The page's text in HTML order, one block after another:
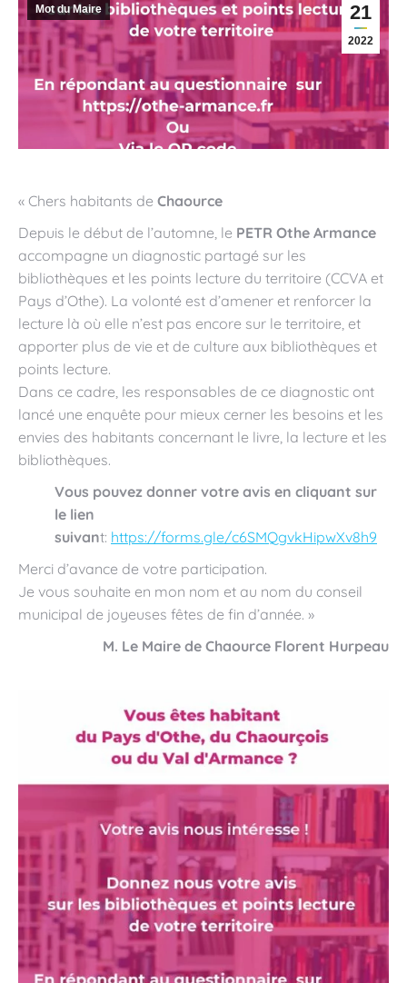
21
2022
Mot du Maire
« Chers habitants de Chaource
Depuis le début de l’automne, le PETR Othe Armance
accompagne un diagnostic partagé sur les
bibliothèques et les points lecture du territoire (CCVA et
Pays d’Othe). La volonté est d’amener et renforcer la
lecture là où elle n’est pas encore sur le territoire, et
apporter plus de vie et de culture aux bibliothèques et
points lecture.
Dans ce cadre, les responsables de ce diagnostic ont
lancé une enquête pour mieux cerner les besoins et les
envies des habitants concernant le livre, la lecture et les
bibliothèques.
Vous pouvez donner votre avis en cliquant sur
le lien
suivant: https://forms.gle/c6SMQgvkHipwXv8h9
Merci d’avance de votre participation.
Je vous souhaite en mon nom et au nom du conseil
municipal de joyeuses fêtes de fin d’année. »
M. Le Maire de Chaource Florent Hurpeau